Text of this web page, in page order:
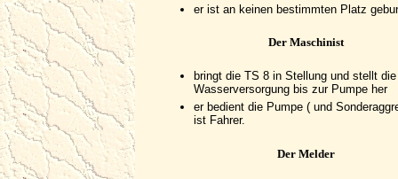
er ist an keinen bestimmten Platz
Der Maschinist
bringt die TS 8 in Stellung und stellt die
Wasserversorgung bis zur Pumpe her
er bedient die Pumpe ( und
ist Fahrer.
Der Melder